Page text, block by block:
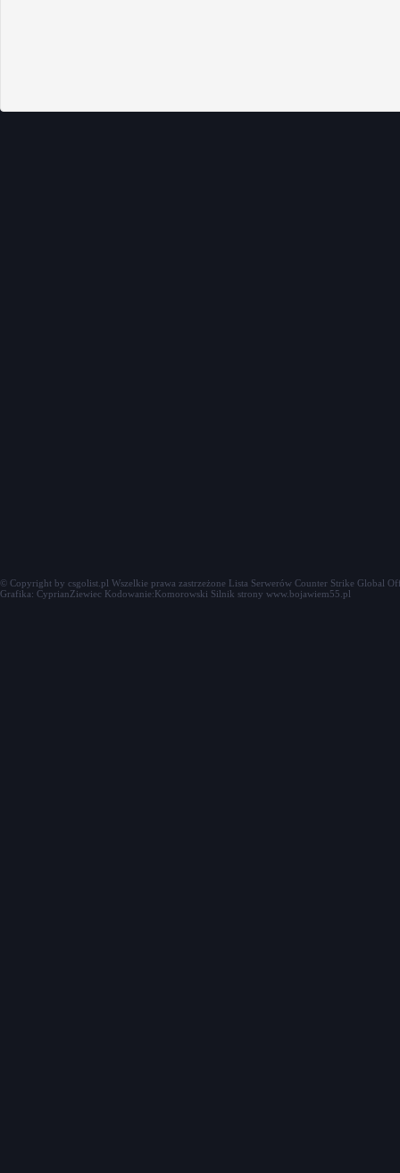
© Copyright by csgolist.pl Wszelkie prawa zastrzeżone Lista Serwerów Counter Strike Global
Grafika: CyprianZiewiec Kodowanie:Komorowski Silnik strony www.bojawiem55.pl